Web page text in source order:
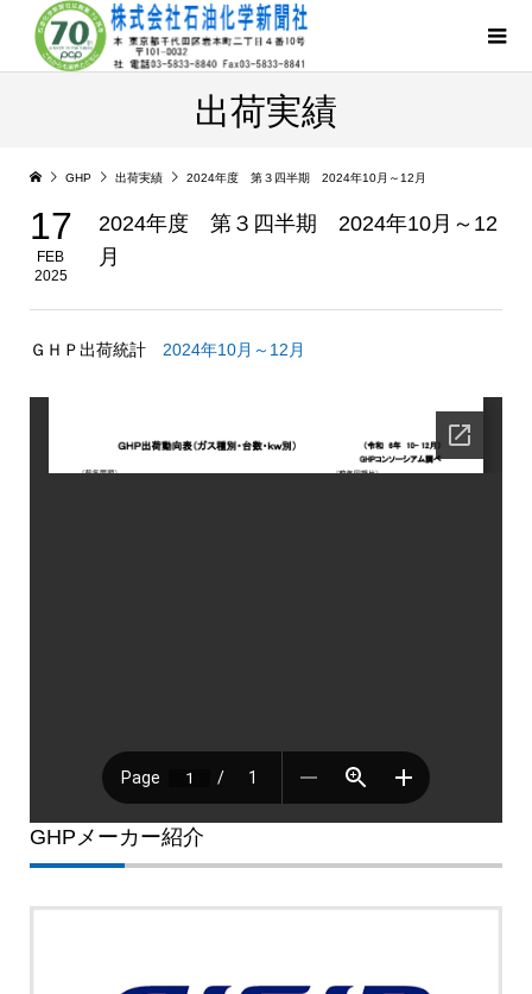
出荷実績
GHP 出荷実績 2024年度 第３四半期 2024年10月～12月
17
FEB
2025
2024年度 第３四半期 2024年10月～12
月
ＧＨＰ出荷統計 2024年10月～12月
GHPメーカー紹介